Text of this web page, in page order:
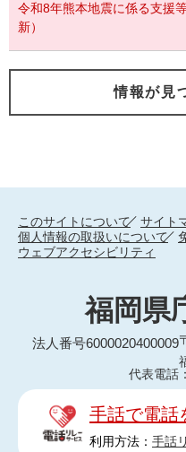
令和8年熊本地震に係る支援
新）
情報が見
このサイトについて
サイト
個人情報の取扱いについて
ウェブアクセシビリティ
福岡県
法人番号6000020400009
代表電話
手話で電話
利用方法： 手話